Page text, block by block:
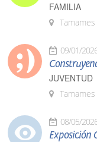
FAMILIA
Tamames
09/01/
JUVENTUD
Tamames
08/05/
Exposición